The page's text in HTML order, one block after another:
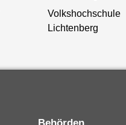
Volkshochschule
Lichtenberg